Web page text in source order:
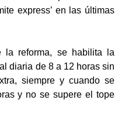
express’ en las últimas
la reforma, se habilita la
diaria de 8 a 12 horas sin
siempre y cuando se
y no se supere el tope